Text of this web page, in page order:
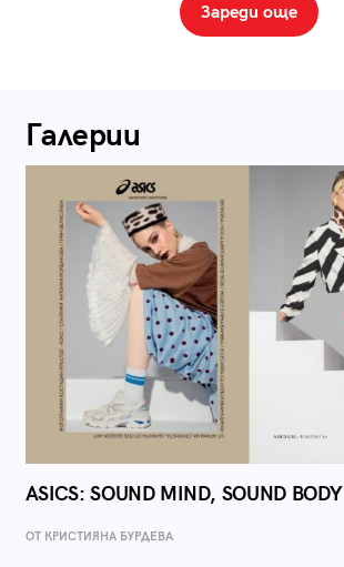
Зареди още
Галерии
ASICS: SOUND MIND, SOUND BODY
ОТ КРИСТИЯНА БУРДЕВА